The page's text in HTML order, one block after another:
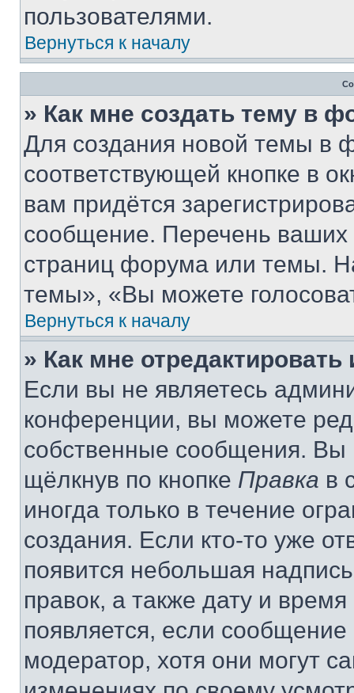
пользователями.
Вернуться к началу
» Как мне создать тему в
Для создания новой темы в
соответствующей кнопке в
вам придётся
сообщение. Перечень ваших
страниц форума или темы.
темы», «Вы можете
Вернуться к началу
» Как мне
Если вы не являетесь
конференции, вы можете
собственные сообщения. Вы
щёлкнув по кнопке Правка в
иногда только в течение
создания. Если кто-то уже
появится небольшая
правок, а также дату и
появляется, если
модератор, хотя они могут